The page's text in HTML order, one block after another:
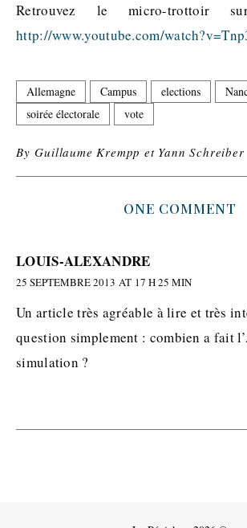
Retrouvez le micro-trottoir
http://www.youtube.com/
Allemagne Campus elections
soirée électorale
vote
ByGuillaume Krempp et Yann Schreiber
ONE COMMENT
LOUIS-ALEXANDRE
25 SEPTEMBRE 2013 AT 17 H 25 MIN
Un article très agréable à lire et très
question simplement : combien a fait
simulation ?